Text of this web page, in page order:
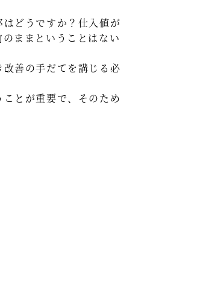
どうですか？仕入値が
ままということはない
善の手だてを講じる必
とが重要で、そのため